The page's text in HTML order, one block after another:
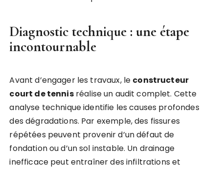
Diagnostic technique : une étape
incontournable
Avant d’engager les travaux, le constructeur
court de tennisréalise un audit complet. Cette
analyse technique identifie les causes profondes
des dégradations. Par exemple, des fissures
répétées peuvent provenir d’un défaut de
fondation ou d’un sol instable. Un drainage
inefficace peut entraîner des infiltrations et